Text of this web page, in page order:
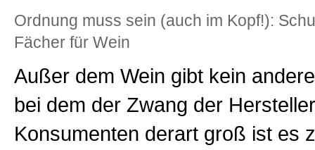
Ordnung muss sein (auch im Kopf!):
Fächer für Wein
Außer dem Wein gibt kein
bei dem der Zwang der
Konsumenten derart groß ist es